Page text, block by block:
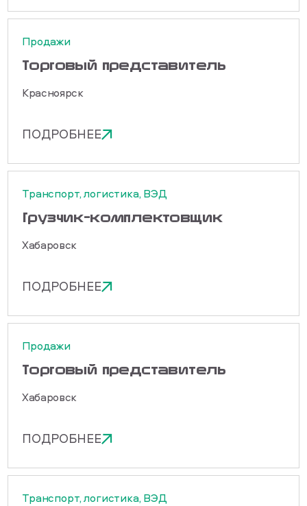
Продажи
Торговый представитель
Красноярск
ПОДРОБНЕЕ
Транспорт, логистика, ВЭД
Грузчик-комплектовщик
Хабаровск
ПОДРОБНЕЕ
Продажи
Торговый представитель
Хабаровск
ПОДРОБНЕЕ
Транспорт, логистика, ВЭД